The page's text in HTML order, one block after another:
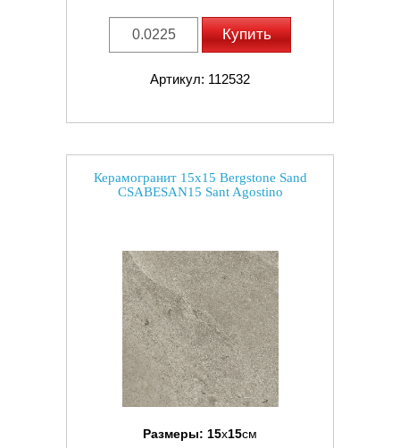
Купить
Артикул: 112532
Керамогранит 15x15 Bergstone Sand
CSABESAN15 Sant Agostino
Размеры: 15x15см